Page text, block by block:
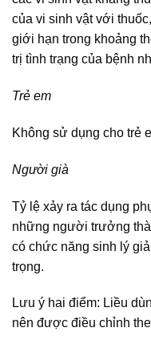
của vi sinh vật với
giới hạn trong khoảng
trị tình trạng của bệnh
Trẻ em
Không sử dụng cho trẻ
Người già
Tỷ lệ xảy ra tác dụng
những người trưởng
có chức năng sinh lý
trọng.
Lưu ý hai điểm: Liều
nên được điều chỉnh